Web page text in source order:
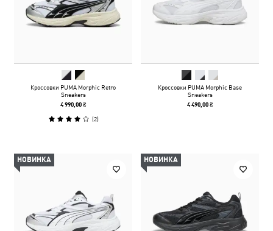
Кроссовки PUMA Morphic Retro
Sneakers
4 990,00 ₴
(2)
Кроссовки PUMA Morphic Base
Sneakers
4 490,00 ₴
НОВИНКА НОВИНКА